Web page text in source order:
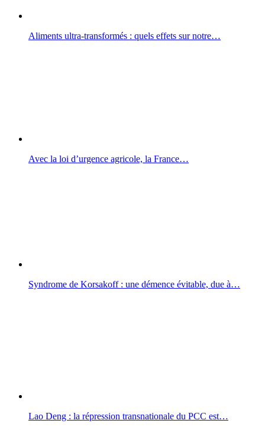
Aliments ultra-transformés : quels effets sur notre…
Avec la loi d’urgence agricole, la France…
Syndrome de Korsakoff : une démence évitable, due à…
Lao Deng : la répression transnationale du PCC est…